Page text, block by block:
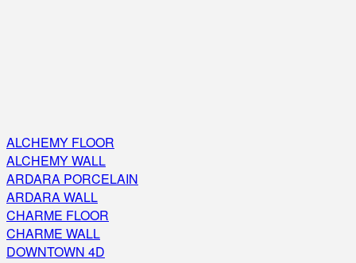
ALCHEMY FLOOR
ALCHEMY WALL
ARDARA PORCELAIN
ARDARA WALL
CHARME FLOOR
CHARME WALL
DOWNTOWN 4D